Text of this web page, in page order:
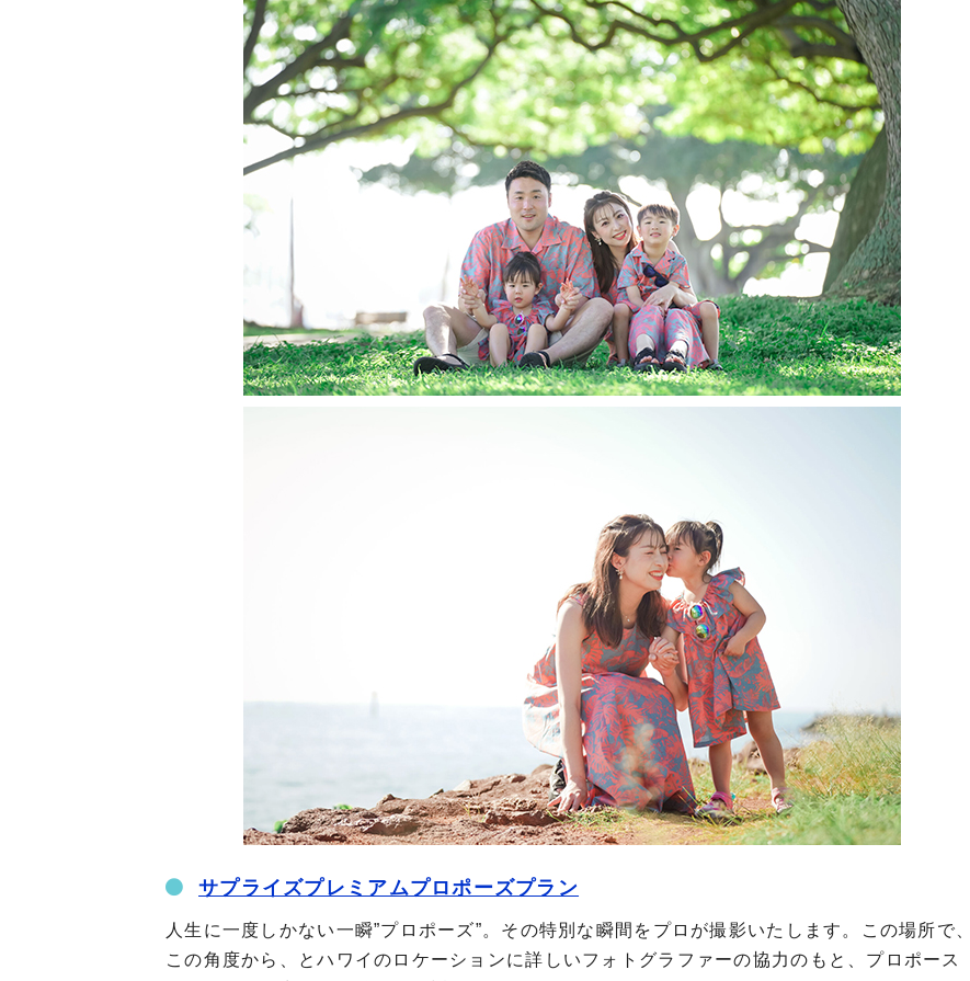
サプライズプレミアムプロポーズプラン
人生に一度しかない一瞬”プロポーズ”。その特別な瞬間をプロが撮影いたします。この場所で、
この角度から、とハワイのロケーションに詳しいフォトグラファーの協力のもと、プロポース